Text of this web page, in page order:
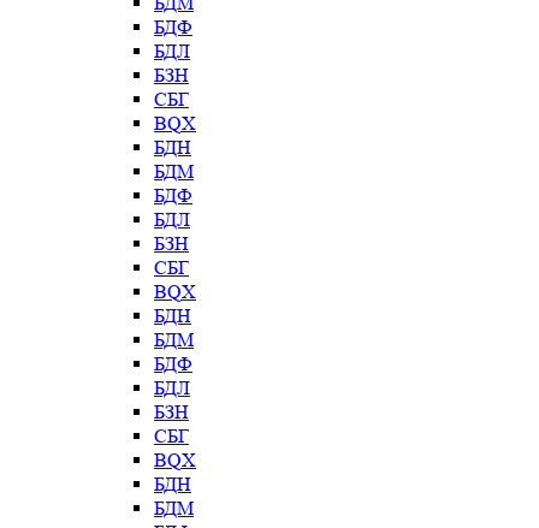
БДФ
БДЛ
БЗН
СБГ
BQX
БДН
БДМ
БДФ
БДЛ
БЗН
СБГ
BQX
БДН
БДМ
БДФ
БДЛ
БЗН
СБГ
BQX
БДН
БДМ